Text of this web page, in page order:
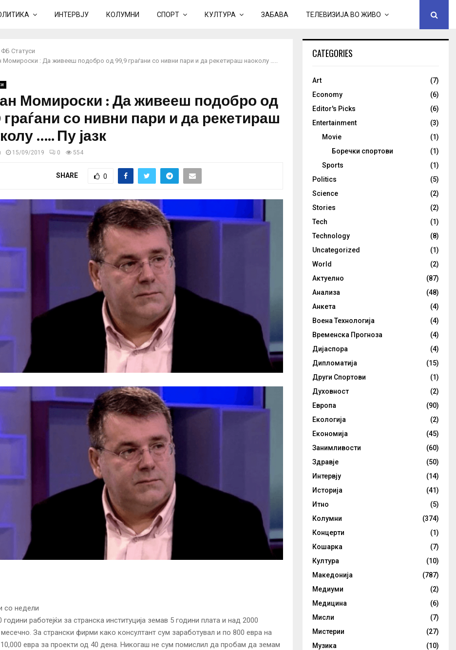
ИНТЕРВЈУ КОЛУМНИ СПОРТ КУЛТУРА ЗАБАВА ТЕЛЕВИЗИЈА ВО ЖИВО
ФБ Статуси
Момироски : Да живееш подобро од 99,9 граѓани со нивни пари и да рекетираш наоколу …..
Момироски : Да живееш подобро од
граѓани со нивни пари и да рекетираш
….. Пу јазк
15/09/2019 0 554
SHARE 0
со недели
работејќи за странска институција земав 5 години плата и над 2000
За странски фирми како консултант сум заработувал и по 800 евра на
евра за проекти од 40 дена. Никогаш не сум помислил да пробам да земам
CATEGORIES
Art
(7)
Economy
(6)
Editor's Picks
(6)
Entertainment
(3)
Movie
(1)
Боречки спортови
(1)
Sports
(1)
Politics
(5)
Science
(2)
Stories
(2)
Tech
(1)
Technology
(8)
Uncategorized
(1)
World
(2)
Актуелно
(87)
Анализа
(48)
Анкета
(4)
Воена Технологија
(4)
Временска Прогноза
(4)
Дијаспора
(4)
Дипломатија
(15)
Други Спортови
(1)
Духовност
(2)
Европа
(90)
Екологија
(2)
Економија
(45)
Занимливости
(60)
Здравје
(50)
Интервју
(14)
Историја
(41)
Итно
(5)
Колумни
(374)
Концерти
(1)
Кошарка
(7)
Култура
(10)
Македонија
(787)
Медиуми
(2)
Медицина
(6)
Мисли
(7)
Мистерии
(27)
Музика
(10)